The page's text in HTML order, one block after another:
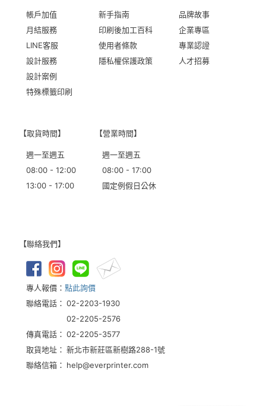
帳戶加值
月結服務
LINE客服
設計服務
設計案例
特殊標籤印刷
新手指南
印刷後加工百科
使用者條款
隱私權保護政策
品牌故事
企業專區
專業認證
人才招募
【取貨時間】
週一至週五
08:00 - 12:00
13:00 - 17:00
【營業時間】
週一至週五
08:00 - 17:00
國定例假日公休
【聯絡我們】
專人報價： 點此詢價
聯絡電話： 02-2203-1930
02-2205-2576
傳真電話： 02-2205-3577
取貨地址： 新北市新莊區新樹路288-1號
聯絡信箱： help@everprinter.com